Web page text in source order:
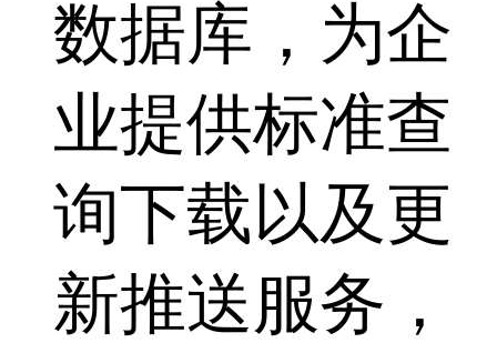
数据库，为企
业提供标准查
询下载以及更
新推送服务，